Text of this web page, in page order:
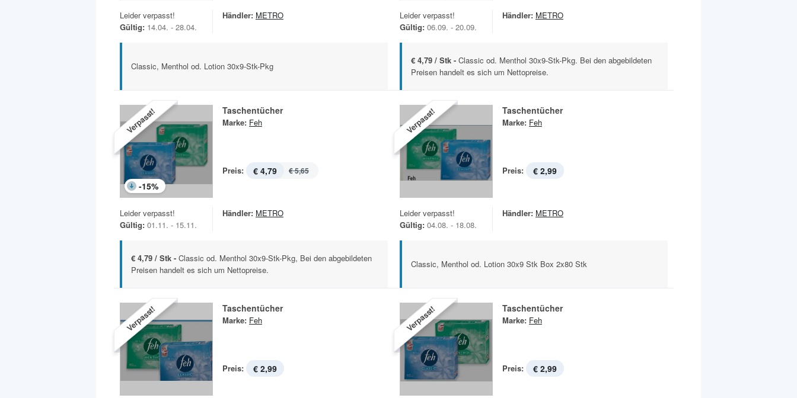
Leider verpasst!
Gültig: 14.04. - 28.04.
Händler: METRO
Classic, Menthol od. Lotion 30x9-Stk-Pkg
Leider verpasst!
Gültig: 06.09. - 20.09.
Händler: METRO
€ 4,79 / Stk - Classic od. Menthol 30x9-Stk-Pkg. Bei den abgebildeten
Preisen handelt es sich um Nettopreise.
Verpasst!
-15%
Taschentücher
Marke: Feh
Preis: € 4,79 € 5,65
Leider verpasst!
Gültig: 01.11. - 15.11.
Händler: METRO
€ 4,79 / Stk - Classic od. Menthol 30x9-Stk-Pkg, Bei den abgebildeten
Preisen handelt es sich um Nettopreise.
Verpasst! Taschentücher
Marke: Feh
Preis: € 2,99
Leider verpasst!
Gültig: 04.08. - 18.08.
Händler: METRO
Classic, Menthol od. Lotion 30x9 Stk Box 2x80 Stk
Verpasst! Taschentücher
Marke: Feh
Preis: € 2,99
Verpasst! Taschentücher
Marke: Feh
Preis: € 2,99